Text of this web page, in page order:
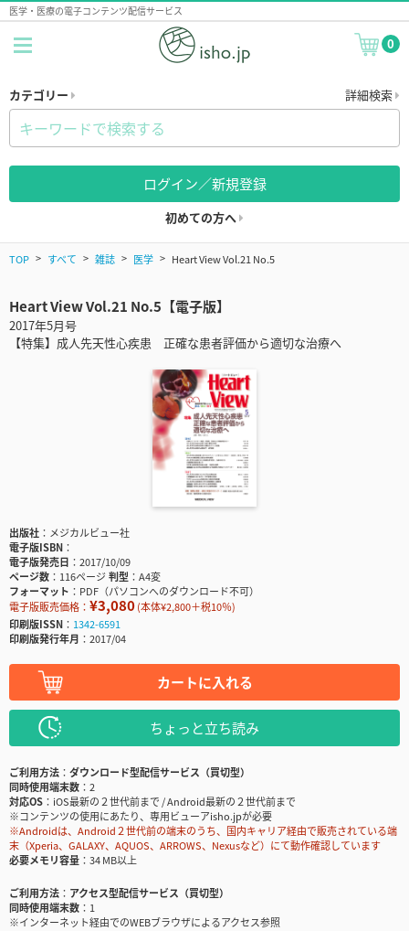
医学・医療の電子コンテンツ配信サービス
0
カテゴリー 詳細検索
ログイン／新規登録
初めての方へ
TOP すべて 雑誌 医学 Heart View Vol.21 No.5
Heart View Vol.21 No.5【電子版】
2017年5月号
【特集】成人先天性心疾患 正確な患者評価から適切な治療へ
出版社
メジカルビュー社
電子版ISBN
電子版発売日
2017/10/09
ページ数
116ページ判型
A4変
フォーマット
PDF（パソコンへのダウンロード不可）
電子版販売価格： ¥3,080(本体¥2,800＋税10％)
印刷版ISSN
1342-6591
印刷版発行年月
2017/04
カートに入れる
ちょっと立ち読み
ご利用方法
ダウンロード型配信サービス（買切型）
同時使用端末数
2
対応OS
iOS最新の２世代前まで / Android最新の２世代前まで
※コンテンツの使用にあたり、専用ビューアisho.jpが必要
※Androidは、Android２世代前の端末のうち、国内キャリア経由で販売されている端
末（Xperia、GALAXY、AQUOS、ARROWS、Nexusなど）にて動作確認しています
必要メモリ容量
34 MB以上
ご利用方法
アクセス型配信サービス（買切型）
同時使用端末数
1
※インターネット経由でのWEBブラウザによるアクセス参照